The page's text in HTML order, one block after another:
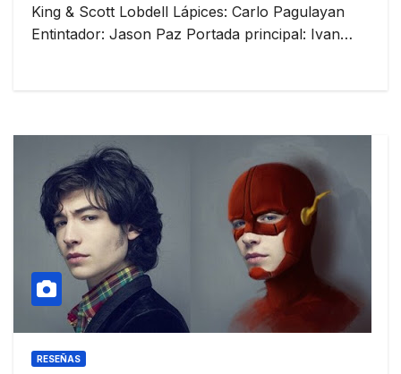
King & Scott Lobdell Lápices: Carlo Pagulayan
Entintador: Jason Paz Portada principal: Ivan…
RESEÑAS